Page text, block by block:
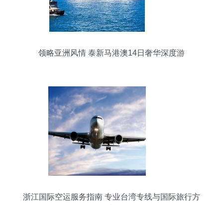
领略亚洲风情 泰新马港澳14日奢华深度游
浙江国际空运服务指南 专业台湾专线与国际旅行方